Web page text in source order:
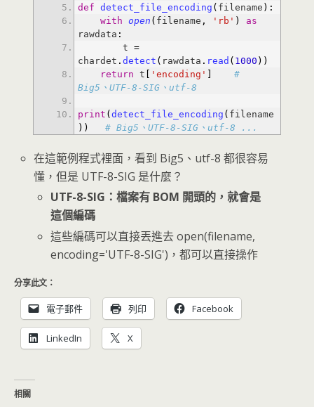
def
detect_file_encoding ( filename ) :
with
open ( filename , 'rb' )
as
rawdata :
        t
=
chardet .detect ( rawdata . read ( 1000 ) )
return t [ 'encoding' ]
#
Big5、UTF-8-SIG、utf-8
print (detect_file_encoding ( filename
) ) # Big5、UTF-8-SIG、utf-8 ...
在這範例程式裡面，看到 Big5、utf-8 都很容易
懂，但是 UTF-8-SIG 是什麼？
UTF-8-SIG：檔案有 BOM 開頭的，就會是
這個編碼
這些編碼可以直接丟進去 open(filename,
encoding='UTF-8-SIG')，都可以直接操作
分享此文：
電子郵件 列印 Facebook
LinkedIn X
相關